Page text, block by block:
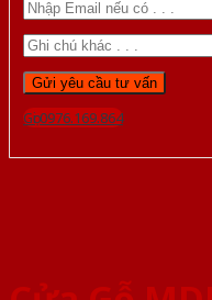
Gọi 0976.169.864